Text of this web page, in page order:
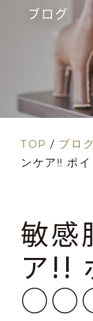
ブログ
TOP / ブロ
ンケア!! ポ
敏感
ア!!